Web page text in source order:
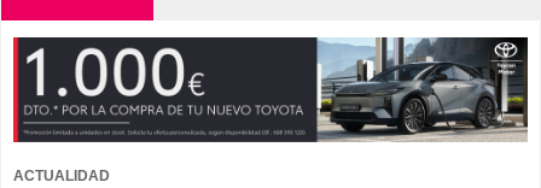
ACTUALIDAD